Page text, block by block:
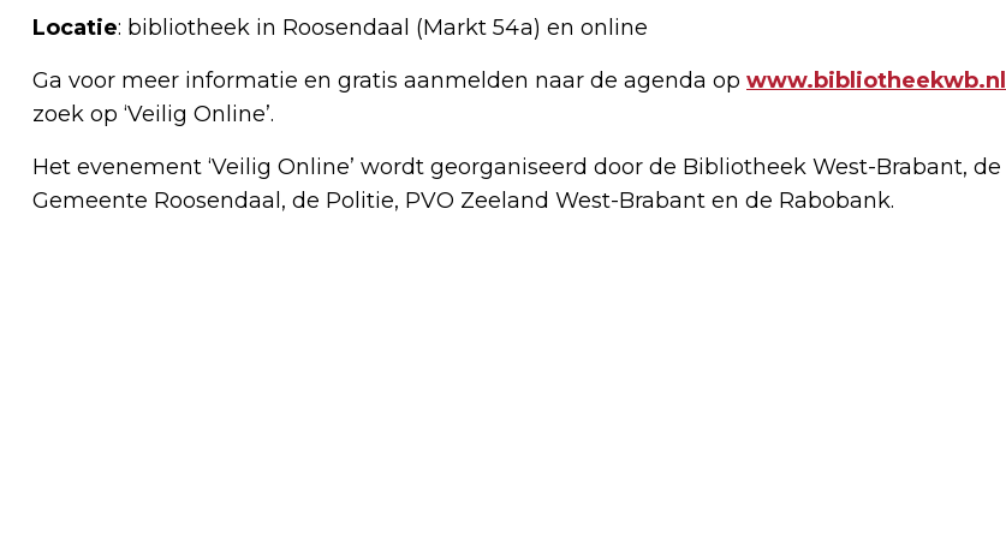
Locatie: bibliotheek in Roosendaal (Markt 54a) en online
Ga voor meer informatie en gratis aanmelden naar de agenda op www.bibliotheekwb.nl
zoek op ‘Veilig Online’.
Het evenement ‘Veilig Online’ wordt georganiseerd door de Bibliotheek West-Brabant, de
Gemeente Roosendaal, de Politie, PVO Zeeland West-Brabant en de Rabobank.